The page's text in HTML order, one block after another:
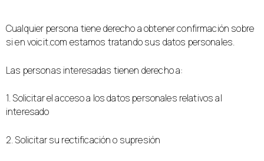
Cualquier persona tiene derecho a obtener confirmación sobre
si en voicit.com estamos tratando sus datos personales.
Las personas interesadas tienen derecho a:
1. Solicitar el acceso a los datos personales relativos al
interesado
2. Solicitar su rectificación o supresión